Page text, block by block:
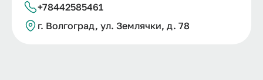
+78442585461
г. Волгоград, ул. Землячки, д. 78